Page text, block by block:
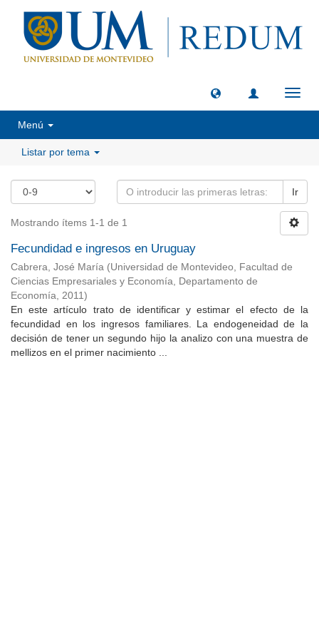
Menú
Listar por tema
Ir
Mostrando ítems 1-1 de 1
Fecundidad e ingresos en Uruguay
Cabrera, José María (Universidad de Montevideo, Facultad de
Ciencias Empresariales y Economía, Departamento de
Economía, 2011)
En este artículo trato de identificar y estimar el efecto de la
fecundidad en los ingresos familiares. La endogeneidad de la
decisión de tener un segundo hijo la analizo con una muestra de
mellizos en el primer nacimiento ...